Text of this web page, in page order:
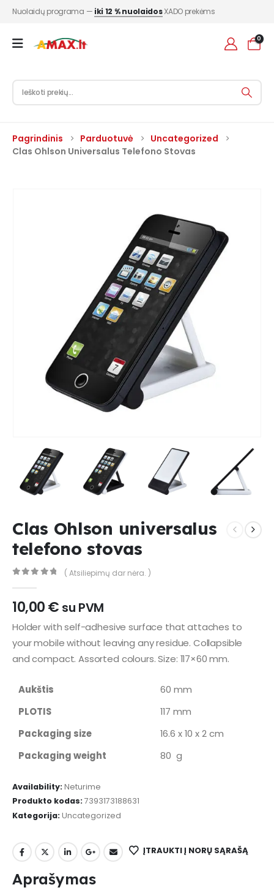
Nuolaidų programa — iki 12 % nuolaidosXADO prekėms
0
Pagrindinis Parduotuvė
Uncategorized
Clas Ohlson Universalus Telefono Stovas
Clas Ohlson universalus
telefono stovas
( Atsiliepimų dar nėra. )
10,00€ su PVM
Holder with self-adhesive surface that attaches to
your mobile without leaving any residue. Collapsible
and compact. Assorted colours. Size: 117×60 mm.
Aukštis
60 mm
PLOTIS
117 mm
Packaging size
16.6 x 10 x 2 cm
Packaging weight
80 g
Availability: Neturime
Produkto kodas: 7393173188631
Kategorija: Uncategorized
ĮTRAUKTI Į NORŲ SĄRAŠĄ
Aprašymas